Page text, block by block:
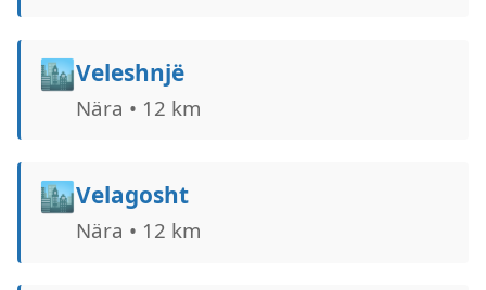
🏙️Veleshnjë
Nära • 12 km
🏙️Velagosht
Nära • 12 km